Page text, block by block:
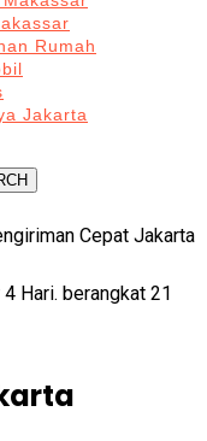
Rumah
Jakarta
Cepat Jakarta